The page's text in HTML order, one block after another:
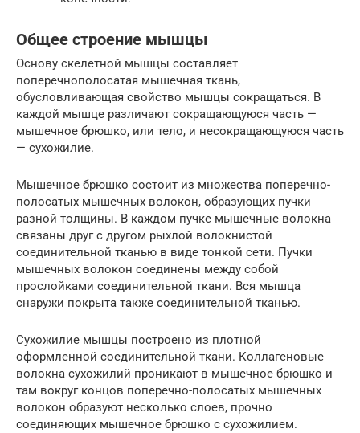
Общее строение мышцы
Основу скелетной мышцы составляет
поперечнополосатая мышечная ткань,
обусловливающая свойство мышцы сокращаться. В
каждой мышце различают сокращающуюся часть —
мышечное брюшко, или тело, и несокращающуюся часть
— сухожилие.
Мышечное брюшко состоит из множества поперечно-
полосатых мышечных волокон, образующих пучки
разной толщины. В каждом пучке мышечные волокна
связаны друг с другом рыхлой волокнистой
соединительной тканью в виде тонкой сети. Пучки
мышечных волокон соединены между собой
прослойками соединительной ткани. Вся мышца
снаружи покрыта также соединительной тканью.
Сухожилие мышцы построено из плотной
оформленной соединительной ткани. Коллагеновые
волокна сухожилий проникают в мышечное брюшко и
там вокруг концов поперечно-полосатых мышечных
волокон образуют несколько слоев, прочно
соединяющих мышечное брюшко с сухожилием.